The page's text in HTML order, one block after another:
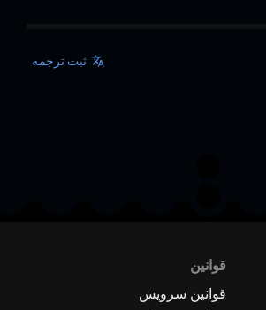
ثبت ترجمه
قوانین
قوانین سرویس